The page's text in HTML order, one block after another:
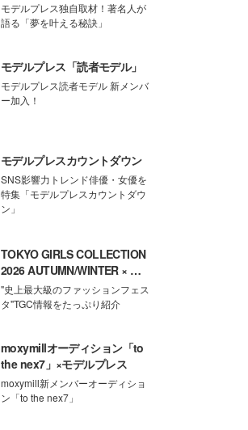
モデルプレス独自取材！著名人が
語る「夢を叶える秘訣」
モデルプレス「読者モデル」
モデルプレス読者モデル 新メンバ
ー加入！
モデルプレスカウントダウン
SNS影響力トレンド俳優・女優を
特集「モデルプレスカウントダウ
ン」
TOKYO GIRLS COLLECTION
2026 AUTUMN/WINTER × モ
デルプレス
"史上最大級のファッションフェス
タ"TGC情報をたっぷり紹介
moxymillオーディション「to
the nex7」×モデルプレス
moxymill新メンバーオーディショ
ン「to the nex7」